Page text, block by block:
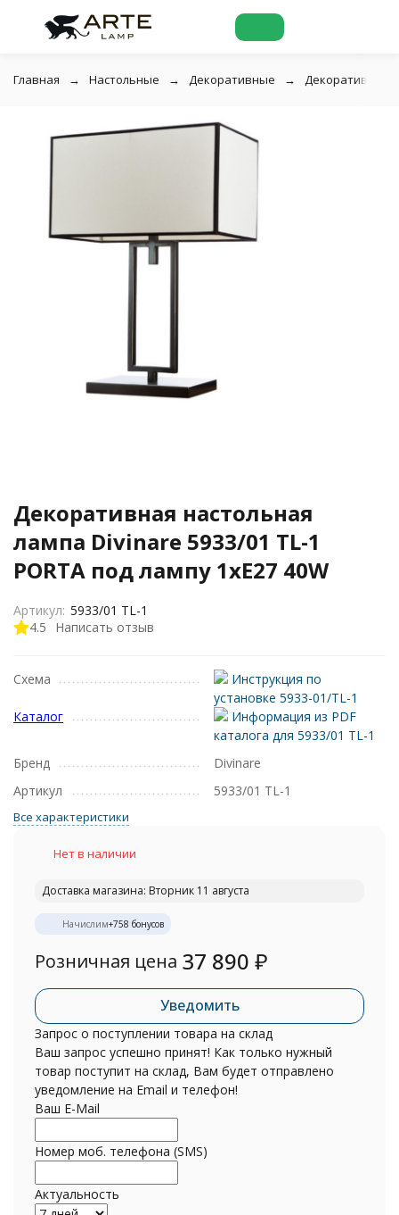
Главная Настольные Декоративные Декоративная
Декоративная настольная
лампа Divinare 5933/01 TL-1
PORTA под лампу 1xE27 40W
4.5 Написать отзыв
Артикул: 5933/01 TL-1
Схема
Инструкция по
установке 5933-01/TL-1
Каталог
Информация из PDF
каталога для 5933/01 TL-1
Бренд
Divinare
Артикул
5933/01 TL-1
Все характеристики
Нет в наличии
Доставка магазина: Вторник 11 августа
Начислим+758 бонусов
Розничная цена 37 890 ₽
Уведомить
Запрос о поступлении товара на склад
Ваш запрос успешно принят! Как только нужный
товар поступит на склад, Вам будет отправлено
уведомление на Email и телефон!
Ваш E-Mail
Номер моб. телефона (SMS)
Актуальность